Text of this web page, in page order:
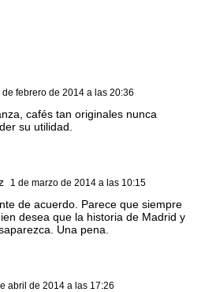
de febrero de 2014 a las 20:36
cafés tan originales nunca
su utilidad.
1 de marzo de 2014 a las 10:15
de acuerdo. Parece que siempre
desea que la historia de Madrid y
Una pena.
abril de 2014 a las 17:26